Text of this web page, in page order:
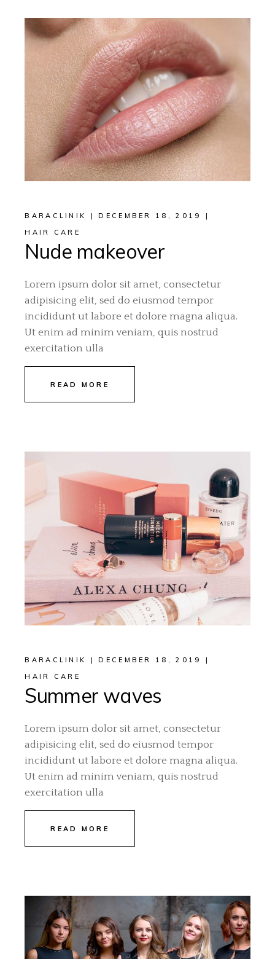
BARACLINIK
DECEMBER 18, 2019
HAIR CARE
Nude makeover
Lorem ipsum dolor sit amet, consectetur
adipisicing elit, sed do eiusmod tempor
incididunt ut labore et dolore magna aliqua.
Ut enim ad minim veniam, quis nostrud
exercitation ulla
READ MORE
BARACLINIK
DECEMBER 18, 2019
HAIR CARE
Summer waves
Lorem ipsum dolor sit amet, consectetur
adipisicing elit, sed do eiusmod tempor
incididunt ut labore et dolore magna aliqua.
Ut enim ad minim veniam, quis nostrud
exercitation ulla
READ MORE